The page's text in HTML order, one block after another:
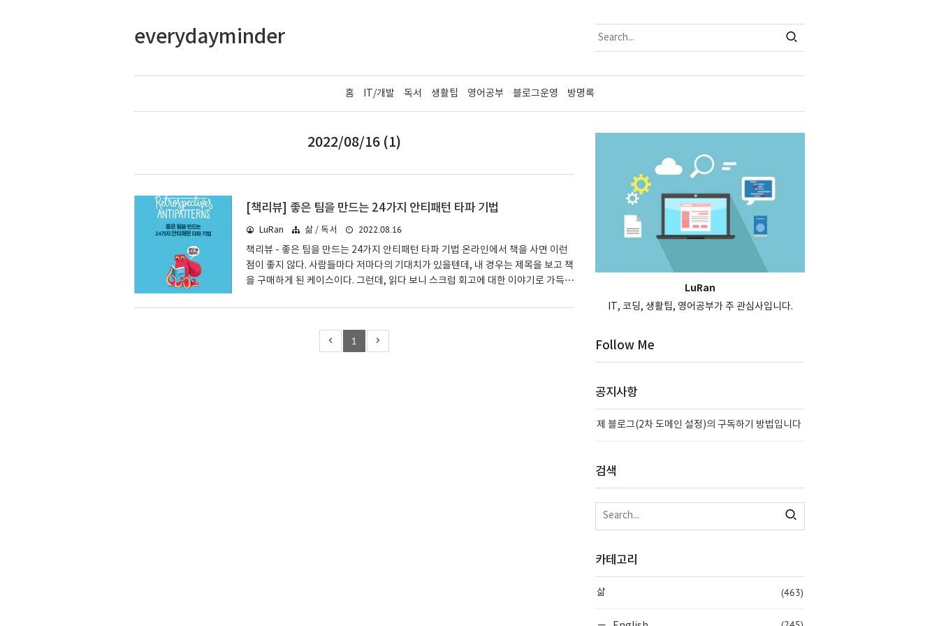
everydayminder
홈 IT/개발 독서 생활팁 영어공부 블로그운영 방명록
2022/08/16 (1)
[책리뷰] 좋은 팀을 만드는 24가지 안티패턴 타파 기법
LuRan 삶 / 독서
2022.08.16
책리뷰 - 좋은 팀을 만드는 24가지 안티패턴 타파 기법 온라인에서 책을 사면 이런
점이 좋지 않다. 사람들마다 저마다의 기대치가 있을텐데, 내 경우는 제목을 보고 책
을 구매하게 된 케이스이다. 그런데, 읽다 보니 스크럼 회고에 대한 이야기로 가득했
pectives Antipatterns" 즉, 이 책의 원제목은 회고 안티패턴이라고 이미 정직하
는 생각이 든다. 회고라는 말을 쓰면 사람들이 잘 모를까봐? 회고를 통해 좋은 팀을
1
LuRan
IT, 코딩, 생활팁, 영어공부가 주 관심사입니다.
Follow Me
공지사항
제 블로그(2차 도메인 설정)의 구독하기 방법입니다
검색
카테고리
삶 (463)